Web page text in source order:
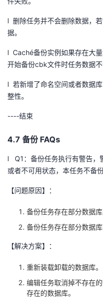
l 删除任务并不会删除数据，
据。
l Caché备份实例如果存在大
开始备份cbk文件时任务数据
l 若新增了命名空间或者数据
整性。
----结束
4.7 备份FAQs
l Q1 ：备份任务执行有警告，
或者不可用状态，本任务不备
【问题原因】：
备份任务存在部分数据库
备份任务存在部分数据库
【解决方案】：
重新装载卸载的数据库。
编辑任务取消掉不存在
存在的数据库。